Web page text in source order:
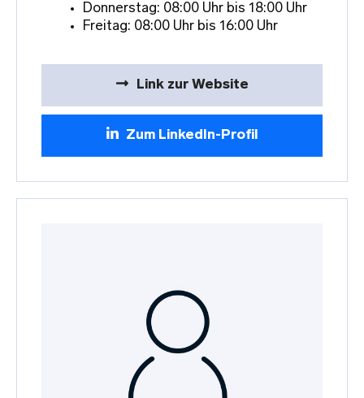
Donnerstag: 08:00 Uhr bis 18:00 Uhr
Freitag: 08:00 Uhr bis 16:00 Uhr
Link zur Website
Zum LinkedIn-Profil